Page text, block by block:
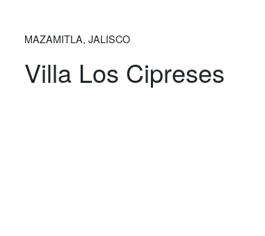
MAZAMITLA, JALISCO
Villa Los Cipreses